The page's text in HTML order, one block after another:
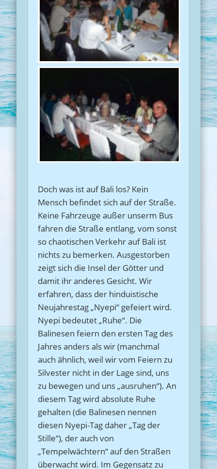
Doch was ist auf Bali los? Kein
Mensch befindet sich auf der Straße.
Keine Fahrzeuge außer unserm Bus
fahren die Straße entlang, vom sonst
so chaotischen Verkehr auf Bali ist
nichts zu bemerken. Ausgestorben
zeigt sich die Insel der Götter und
damit ihr anderes Gesicht. Wir
erfahren, dass der hinduistische
Neujahrestag „Nyepi“ gefeiert wird.
Nyepi bedeutet „Ruhe“. Die
Balinesen feiern den ersten Tag des
Jahres anders als wir (manchmal
auch ähnlich, weil wir vom Feiern zu
Silvester nicht in der Lage sind, uns
zu bewegen und uns „ausruhen“). An
diesem Tag wird absolute Ruhe
gehalten (die Balinesen nennen
diesen Nyepi-Tag daher „Tag der
Stille“), der auch von
„Tempelwächtern“ auf den Straßen
überwacht wird. Im Gegensatz zu